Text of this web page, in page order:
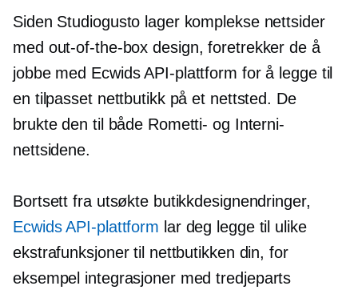
Siden Studiogusto lager komplekse nettsider
med out-of-the-box design, foretrekker de å
jobbe med Ecwids API-plattform for å legge til
en tilpasset nettbutikk på et nettsted. De
brukte den til både Rometti- og Interni-
nettsidene.
Bortsett fra utsøkte butikkdesignendringer,
Ecwids API-plattform lar deg legge til ulike
ekstrafunksjoner til nettbutikken din, for
eksempel integrasjoner medtredjeparts